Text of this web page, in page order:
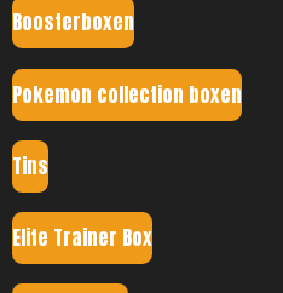
Boosterboxen
Pokemon collection boxen
Tins
Elite Trainer Box